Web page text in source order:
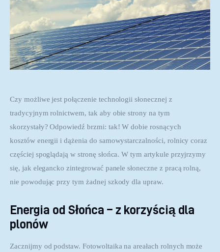
Czy możliwe jest połączenie technologii słonecznej z
tradycyjnym rolnictwem, tak aby obie strony na tym
skorzystały? Odpowiedź brzmi: tak! W dobie rosnących
kosztów energii i dążenia do samowystarczalności, rolnicy coraz
częściej spoglądają w stronę słońca. W tym artykule przyjrzymy
się, jak elegancko zintegrować panele słoneczne z pracą rolną,
nie powodując przy tym żadnej szkody dla upraw.
Energia od Słońca – z korzyścią dla
plonów
Zacznijmy od podstaw. Fotowoltaika na areałach rolnych może